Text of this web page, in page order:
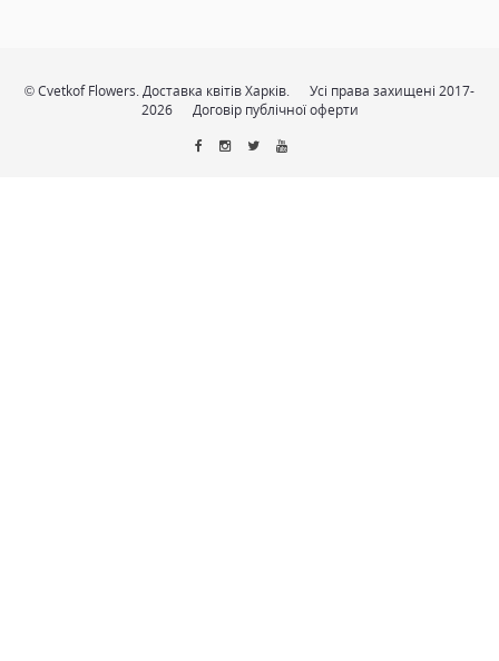
© Cvetkof Flowers. Доставка квітів Харків.
Усі права захищені 2017-
2026
Договір публічної оферти